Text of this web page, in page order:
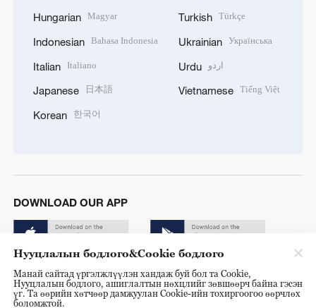
Hungarian Magyar
Indonesian Bahasa Indonesia
Italian Italiano
Japanese 日本語
Korean 한국어
Turkish Türkçe
Ukrainian Українська
Urdu اردو
Vietnamese Tiếng Việt
DOWNLOAD OUR APP
Нууцлалын бодлого&Cookie бодлого
Манай сайтад үргэлжлүүлэн хандаж буй бол та Cookie,
Нууцлалын бодлого, ашиглалтын нөхцлийг зөвшөөрч байна гэсэн
үг. Та өөрийн хөтчөөр дамжуулан Cookie-ийн тохиргоогоо өөрчлөх
боломжтой.